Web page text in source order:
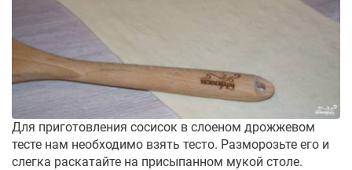
Для приготовления сосисок в слоеном дрожжевом
тесте нам необходимо взять тесто. Разморозьте его и
слегка раскатайте на присыпанном мукой столе.